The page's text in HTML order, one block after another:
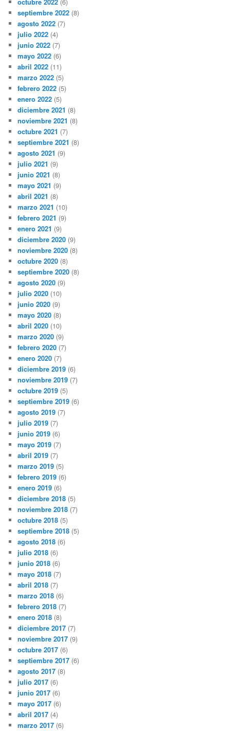
octubre 2022 (6)
septiembre 2022 (8)
agosto 2022 (7)
julio 2022 (4)
junio 2022 (7)
mayo 2022 (6)
abril 2022 (11)
marzo 2022 (5)
febrero 2022 (5)
enero 2022 (5)
diciembre 2021 (8)
noviembre 2021 (8)
octubre 2021 (7)
septiembre 2021 (8)
agosto 2021 (9)
julio 2021 (9)
junio 2021 (8)
mayo 2021 (9)
abril 2021 (8)
marzo 2021 (10)
febrero 2021 (9)
enero 2021 (9)
diciembre 2020 (9)
noviembre 2020 (8)
octubre 2020 (8)
septiembre 2020 (8)
agosto 2020 (9)
julio 2020 (10)
junio 2020 (9)
mayo 2020 (8)
abril 2020 (10)
marzo 2020 (9)
febrero 2020 (7)
enero 2020 (7)
diciembre 2019 (6)
noviembre 2019 (7)
octubre 2019 (5)
septiembre 2019 (6)
agosto 2019 (7)
julio 2019 (7)
junio 2019 (6)
mayo 2019 (7)
abril 2019 (7)
marzo 2019 (5)
febrero 2019 (6)
enero 2019 (6)
diciembre 2018 (5)
noviembre 2018 (7)
octubre 2018 (5)
septiembre 2018 (5)
agosto 2018 (6)
julio 2018 (6)
junio 2018 (6)
mayo 2018 (7)
abril 2018 (7)
marzo 2018 (6)
febrero 2018 (7)
enero 2018 (8)
diciembre 2017 (7)
noviembre 2017 (9)
octubre 2017 (6)
septiembre 2017 (6)
agosto 2017 (8)
julio 2017 (6)
junio 2017 (6)
mayo 2017 (6)
abril 2017 (4)
marzo 2017 (6)